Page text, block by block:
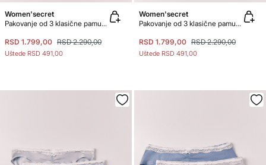
Women'secret
Pakovanje od 3 klasične pamučne gaćice sa rupičastim dezenom u različitim bojama
RSD 1.799,00 RSD 2.290,00
Uštede RSD 491,00
Women'secret
Pakovanje od 3 klasične pamučne gaćice sa logo trakom
RSD 1.799,00 RSD 2.290,00
Uštede RSD 491,00